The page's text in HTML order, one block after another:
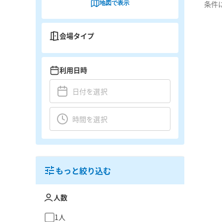
条件
地図で表示
会場タイプ
利用日時
もっと絞り込む
人数
1人